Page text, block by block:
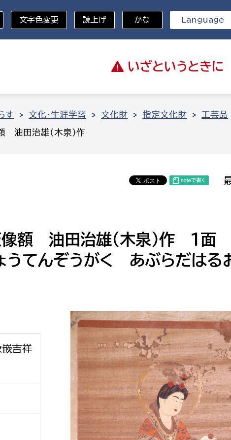
いざと いうときに
分野を選択
防災・安全
福祉・健康
地域経済
都市基盤
文化・生涯学習
市民活動・地域づくり
行政経営
企画部
職員課
市税総務課
市民税課
資産税課
文化政策課
生涯学習課
文化財課
図書館
スポーツ課
小田原城総合
経済部
文字色変更 読上げ かな Language
す 文化・生涯学習 文化財 指定文化財 工芸品
額 油田治雄(木泉)作
像額 油田治雄（木泉）作 １面
うてんぞうがく あぶらだはる
嵌吉祥